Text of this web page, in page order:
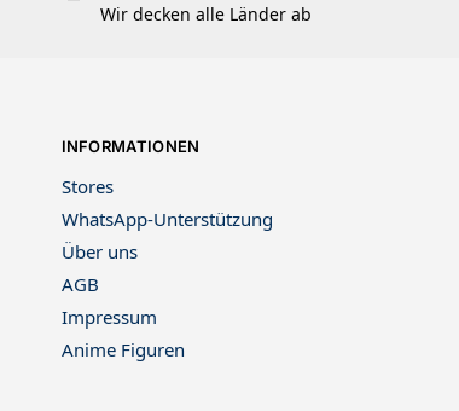
Wir decken alle Länder ab
INFORMATIONEN
Stores
WhatsApp-Unterstützung
Über uns
AGB
Impressum
Anime Figuren